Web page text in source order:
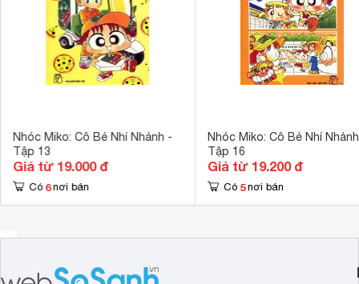
Nhóc Miko: Cô Bé Nhí Nhảnh -
Tập 13
Giá từ 19.000 đ
Có 6 nơi bán
Nhóc Miko: Cô Bé Nhí
Tập 16
Giá từ 19.200 đ
Có 5 nơi bán